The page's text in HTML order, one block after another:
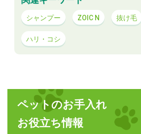
シャンプー ZOIC N 抜け毛
ハリ・コシ
ペットのお手入れ
お役立ち情報